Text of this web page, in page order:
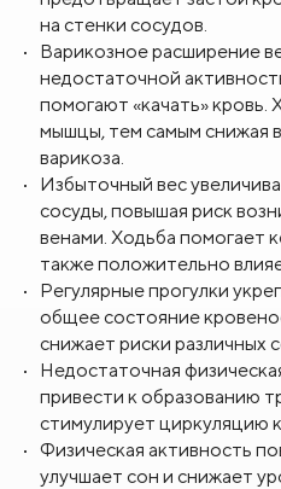
на стенки сосудов.
Варикозное расширение
недостаточной
помогают «качать» кровь.
мышцы, тем самым снижая
варикоза.
Избыточный вес
сосуды, повышая риск
венами. Ходьба помогает
также положительно
Регулярные прогулки
общее состояние
снижает риски различных
Недостаточная
привести к образованию
стимулирует циркуляцию
Физическая активность
улучшает сон и снижает